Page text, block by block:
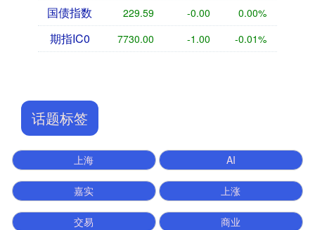
国债指数 229.59 -0.00 0.00%
期指IC0 7730.00 -1.00 -0.01%
话题标签
上海 AI
嘉实 上涨
交易 商业